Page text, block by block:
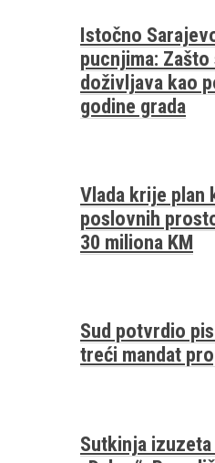
Istočno
pucnjima:
doživljava kao
godine grada
Vlada krije plan
poslovnih
30 miliona KM
Sud potvrdio
treći mandat
Sutkinja